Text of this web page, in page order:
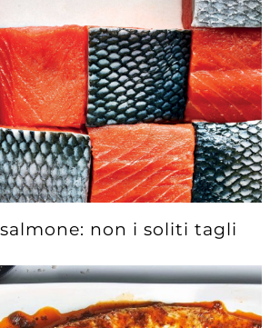
non i soliti tagli